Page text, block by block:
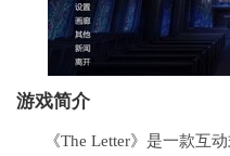
游戏简介
《The Letter》是一款互